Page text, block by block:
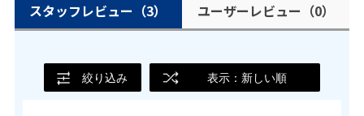
スタッフレビュー （3） ユーザーレビュー （0）
絞り込み 表示：新しい順